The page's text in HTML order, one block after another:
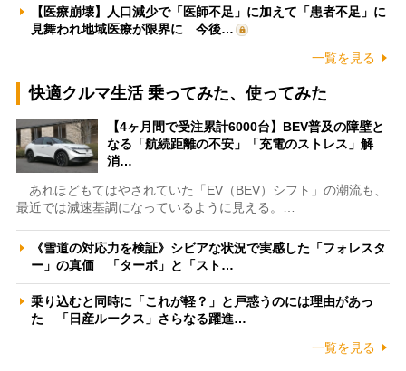
【医療崩壊】人口減少で「医師不足」に加えて「患者不足」に
見舞われ地域医療が限界に 今後…
一覧を見る
快適クルマ生活 乗ってみた、使ってみた
【4ヶ月間で受注累計6000台】BEV普及の障壁と
なる「航続距離の不安」「充電のストレス」解
消…
あれほどもてはやされていた「EV（BEV）シフト」の潮流も、
最近では減速基調になっているように見える。…
《雪道の対応力を検証》シビアな状況で実感した「フォレスタ
ー」の真価 「ターボ」と「スト…
乗り込むと同時に「これが軽？」と戸惑うのには理由があっ
た 「日産ルークス」さらなる躍進…
一覧を見る